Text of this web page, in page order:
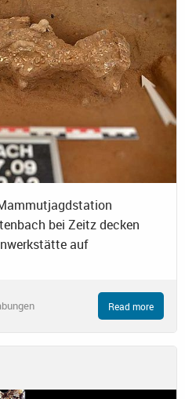
bei Zeitz decken
auf
Read more